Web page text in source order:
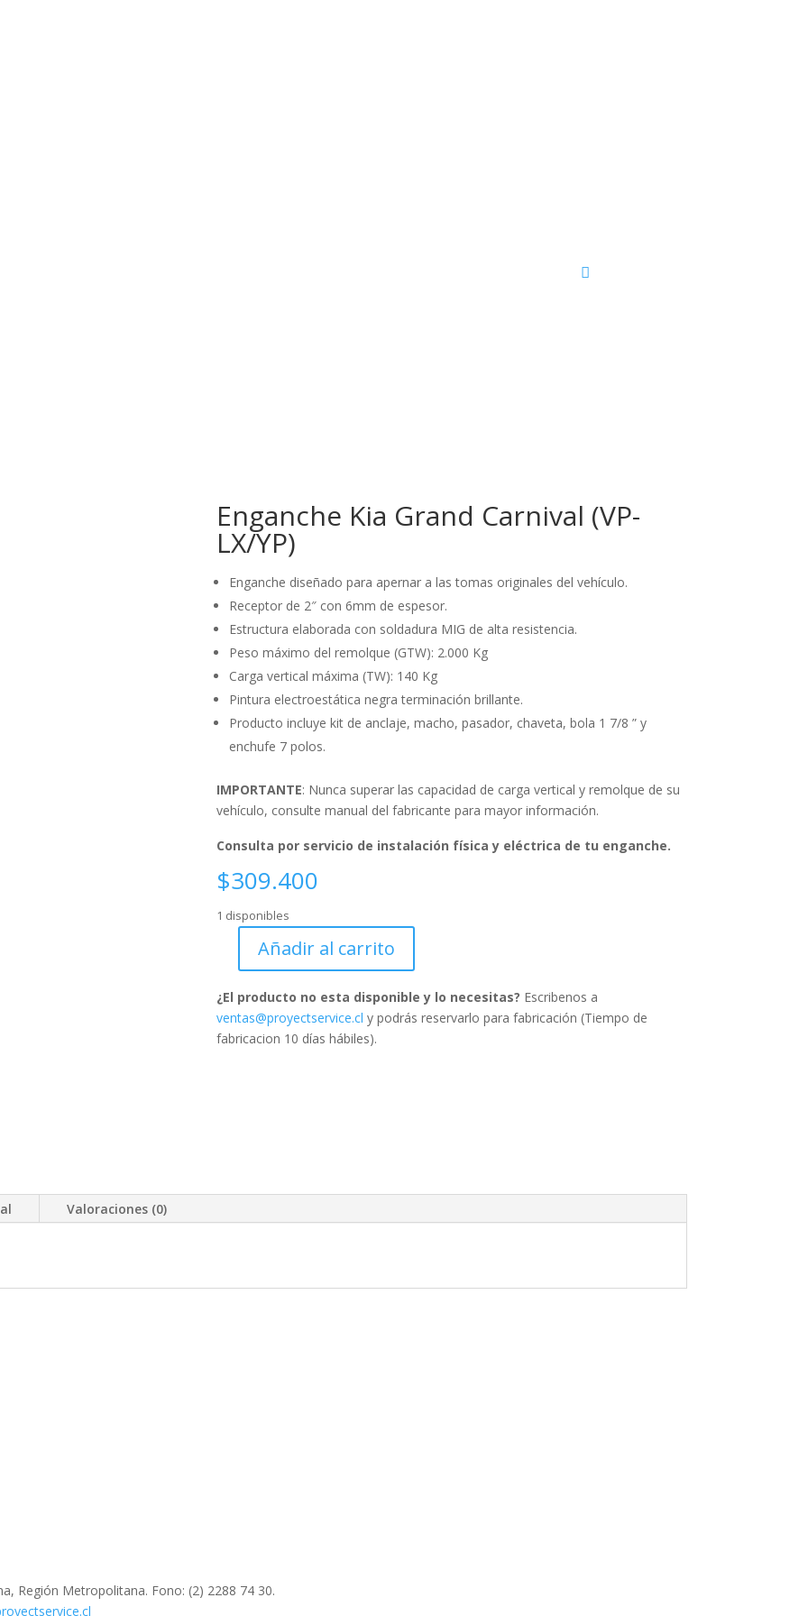
Enganche Kia Grand Carnival (VP-
LX/YP)
Enganche diseñado para apernar a las tomas originales del vehículo.
Receptor de 2″ con 6mm de espesor.
Estructura elaborada con soldadura MIG de alta resistencia.
Peso máximo del remolque (GTW): 2.000 Kg
Carga vertical máxima (TW): 140 Kg
Pintura electroestática negra terminación brillante.
Producto incluye kit de anclaje, macho, pasador, chaveta, bola 1 7/8 ” y
enchufe 7 polos.
IMPORTANTE: Nunca superar las capacidad de carga vertical y remolque de su
vehículo, consulte manual del fabricante para mayor información.
Consulta por servicio de instalación física y eléctrica de tu enganche.
$309.400
1 disponibles
Enganche
Grand
Carnival
(VP-
Añadir al carrito
¿El producto no esta disponible y lo necesitas? Escribenos a
ventas@proyectservice.cl y podrás reservarlo para fabricación (Tiempo de
fabricacion 10 días hábiles).
Valoraciones (0)
Región Metropolitana. Fono: (2) 2288 74 30.